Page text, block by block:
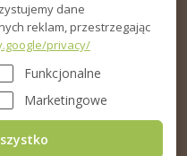
dane
reklam, przestrzegając
privacy/
Funkcjonalne
Marketingowe